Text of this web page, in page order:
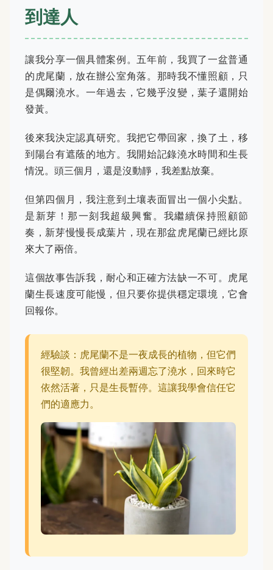
到達人
讓我分享一個具體案例。五年前，我買了一盆普通
的虎尾蘭，放在辦公室角落。那時我不懂照顧，只
是偶爾澆水。一年過去，它幾乎沒變，葉子還開始
發黃。
後來我決定認真研究。我把它帶回家，換了土，移
到陽台有遮蔭的地方。我開始記錄澆水時間和生長
情況。頭三個月，還是沒動靜，我差點放棄。
但第四個月，我注意到土壤表面冒出一個小尖點。
是新芽！那一刻我超級興奮。我繼續保持照顧節
奏，新芽慢慢長成葉片，現在那盆虎尾蘭已經比原
來大了兩倍。
這個故事告訴我，耐心和正確方法缺一不可。虎尾
蘭生長速度可能慢，但只要你提供穩定環境，它會
回報你。
經驗談：虎尾蘭不是一夜成長的植物，但它們
很堅韌。我曾經出差兩週忘了澆水，回來時它
依然活著，只是生長暫停。這讓我學會信任它
們的適應力。